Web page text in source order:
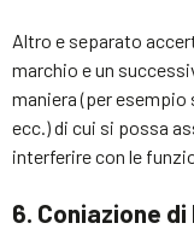
Altro e separato
marchio e un
maniera (per esempio
ecc.) di cui si possa
interferire con le
6. Coniazione